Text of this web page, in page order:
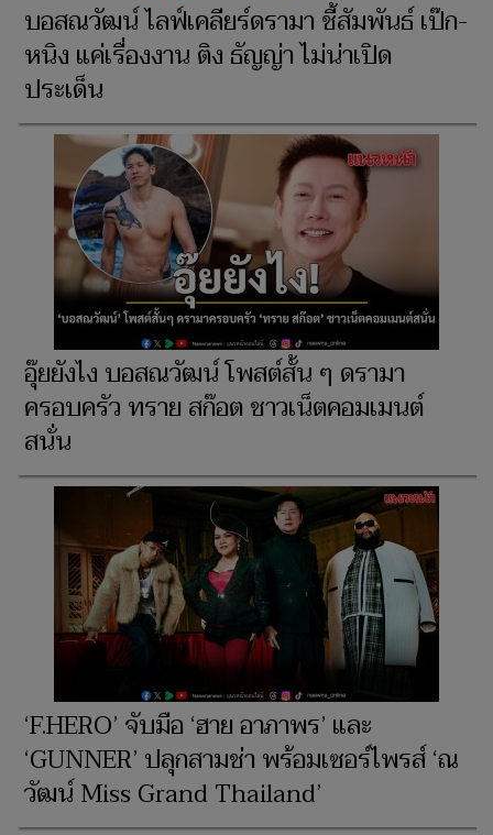
บอสณวัฒน์ ไลฟ์เคลียร์ดรามา ชี้สัมพันธ์ เป๊ก-
หนิง แค่เรื่องงาน ติง ธัญญ่า ไม่น่าเปิด
ประเด็น
อุ๊ยยังไง บอสณวัฒน์ โพสต์สั้น ๆ ดรามา
ครอบครัว ทราย สก๊อต ชาวเน็ตคอมเมนต์
สนั่น
‘F.HERO’ จับมือ ‘ฮาย อาภาพร’ และ
‘GUNNER’ ปลุกสามช่า พร้อมเซอร์ไพรส์ ‘ณ
วัฒน์ Miss Grand Thailand’